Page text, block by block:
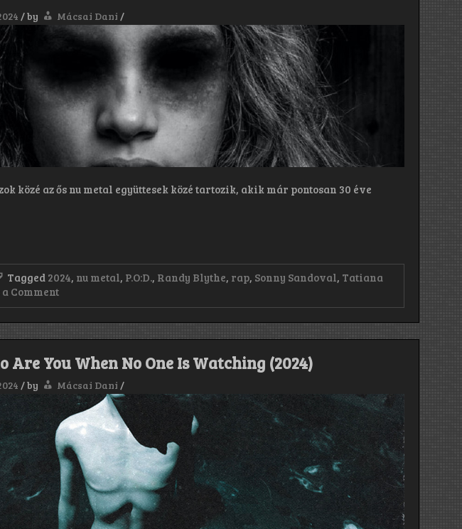
/by Mácsai Dani /
közé az ős nu metal együttesek közé tartozik, akik már pontosan 30 éve
Tagged 2024, nu metal, P.O:D., Randy Blythe, rap, Sonny Sandoval, Tatiana
Commenton
(2024)
Are You When No One Is Watching (2024)
/by Mácsai Dani /